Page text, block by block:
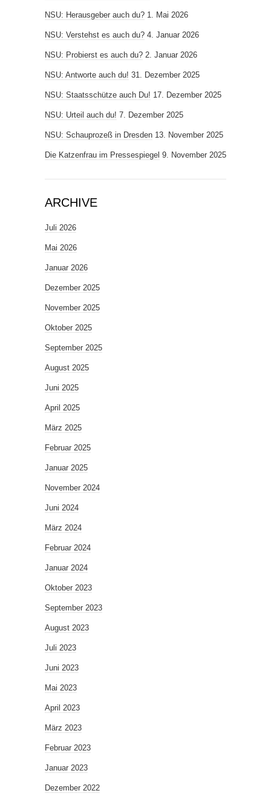
NSU: Herausgeber auch du? 1. Mai 2026
NSU: Verstehst es auch du? 4. Januar 2026
NSU: Probierst es auch du? 2. Januar 2026
NSU: Antworte auch du! 31. Dezember 2025
NSU: Staatsschütze auch Du! 17. Dezember 2025
NSU: Urteil auch du! 7. Dezember 2025
NSU: Schauprozeß in Dresden 13. November 2025
Die Katzenfrau im Pressespiegel 9. November 2025
ARCHIVE
Juli 2026
Mai 2026
Januar 2026
Dezember 2025
November 2025
Oktober 2025
September 2025
August 2025
Juni 2025
April 2025
März 2025
Februar 2025
Januar 2025
November 2024
Juni 2024
März 2024
Februar 2024
Januar 2024
Oktober 2023
September 2023
August 2023
Juli 2023
Juni 2023
Mai 2023
April 2023
März 2023
Februar 2023
Januar 2023
Dezember 2022